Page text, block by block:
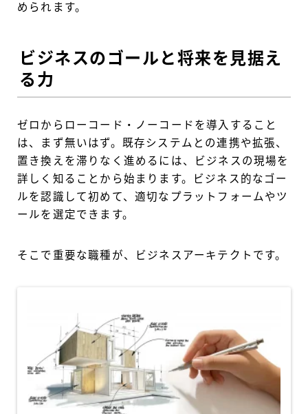
められます。
ビジネスのゴールと将来を見据え
る力
ゼロからローコード・ノーコードを導入すること
は、まず無いはず。既存システムとの連携や拡張、
置き換えを滞りなく進めるには、ビジネスの現場を
詳しく知ることから始まります。ビジネス的なゴー
ルを認識して初めて、適切なプラットフォームやツ
ールを選定できます。
そこで重要な職種が、ビジネスアーキテクトです。